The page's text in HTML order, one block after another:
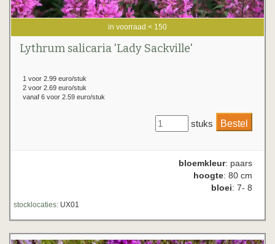
in voorraad < 150
Lythrum salicaria 'Lady Sackville'
1 voor 2.99 euro/stuk
2 voor 2.69 euro/stuk
vanaf 6 voor 2.59 euro/stuk
stuks
bloemkleur: paars
hoogte: 80 cm
bloei: 7- 8
stocklocaties: UX01